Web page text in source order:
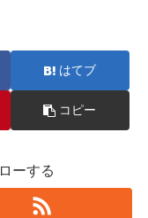
はてブ
コピー
ーする